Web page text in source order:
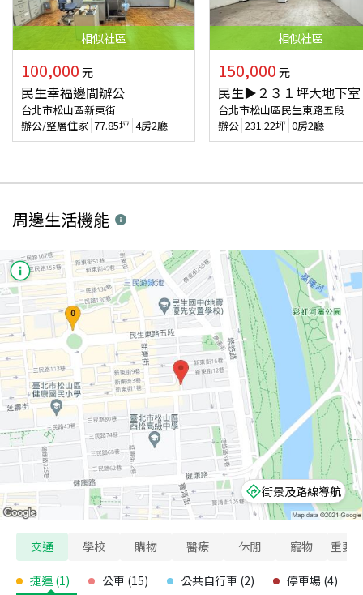
相似社區
100,000 元
民生幸福邊間辦公
台北市松山區新東街
辦公/整層住家 77.85坪 4房2廳
相似社區
150,000 元
民生▶２３１坪大地下室
台北市松山區民生東路五段
辦公 231.22坪 0房2廳
周邊生活機能
街景及路線導航
交通 學校 購物 醫療 休閒 寵物 重要
捷運 (1) 公車 (15) 公共自行車 (2) 停車場 (4)